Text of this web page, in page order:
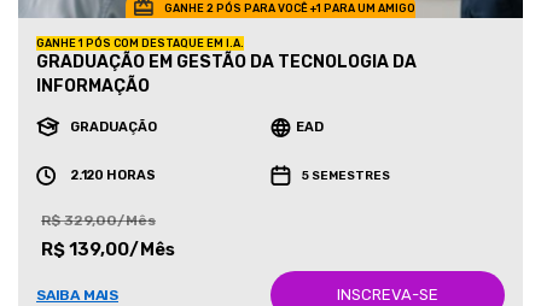
GANHE 2 PÓS PARA VOCÊ +1 PARA UM AMIGO
GANHE 1 PÓS COM DESTAQUE EM I.A.
GRADUAÇÃO EM GESTÃO DA TECNOLOGIA DA
INFORMAÇÃO
GRADUAÇÃO EAD
2.120 HORAS 5 SEMESTRES
R$ 329,00/Mês
R$ 139,00/Mês
SAIBA MAIS INSCREVA-SE